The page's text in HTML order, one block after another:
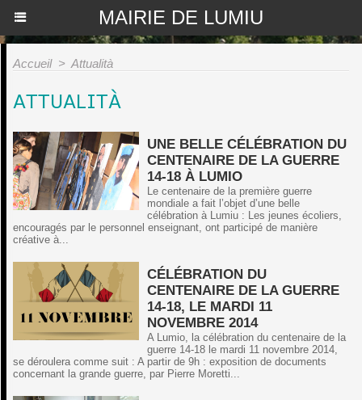
MAIRIE DE LUMIU
Accueil > Attualità
ATTUALITÀ
UNE BELLE CÉLÉBRATION DU
CENTENAIRE DE LA GUERRE
14-18 À LUMIO
Le centenaire de la première guerre
mondiale a fait l’objet d’une belle
célébration à Lumiu : Les jeunes écoliers,
encouragés par le personnel enseignant, ont participé de manière
créative à...
CÉLÉBRATION DU
CENTENAIRE DE LA GUERRE
14-18, LE MARDI 11
NOVEMBRE 2014
A Lumio, la célébration du centenaire de la
guerre 14-18 le mardi 11 novembre 2014,
se déroulera comme suit : A partir de 9h : exposition de documents
concernant la grande guerre, par Pierre Moretti...